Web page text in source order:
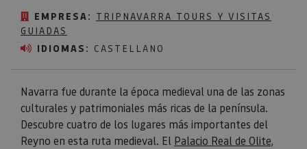
EMPRESA: TRIPNAVARRA TOURS Y VISITAS
GUIADAS
IDIOMAS: CASTELLANO
Navarra fue durante la época medieval una de las zonas
culturales y patrimoniales más ricas de la península.
Descubre cuatro de los lugares más importantes del
Reyno en esta ruta medieval. El Palacio Real de Olite,